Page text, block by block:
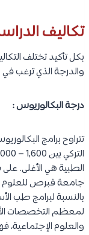
تكاليف
بكل تأكيد تختلف
والدرجة الذي ترغب
درجة البكالوريوس :
تتراوح برامج
الطبية هي الأغلى.
لمعظم التخصصات
والعلوم الإجتماعية، فهي تبدأ من